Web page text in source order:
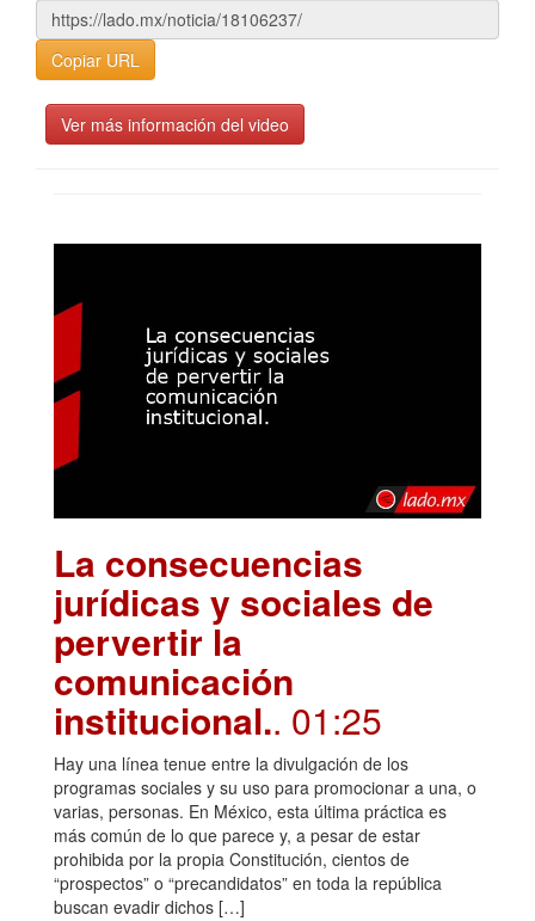
Copiar URL
Ver más información del video
La consecuencias
jurídicas y sociales de
pervertir la
comunicación
institucional.. 01:25
Hay una línea tenue entre la divulgación de los
programas sociales y su uso para promocionar a una, o
varias, personas. En México, esta última práctica es
más común de lo que parece y, a pesar de estar
prohibida por la propia Constitución, cientos de
“prospectos” o “precandidatos” en toda la república
buscan evadir dichos […]